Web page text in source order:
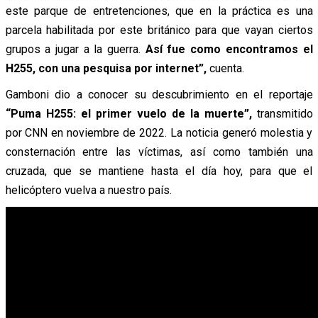
este parque de entretenciones, que en la práctica es una
parcela habilitada por este británico para que vayan ciertos
grupos a jugar a la guerra. Así fue como encontramos el
H255, con una pesquisa por internet”,cuenta.
Gamboni dio a conocer su descubrimiento en el reportaje
“Puma H255: el primer vuelo de la muerte”,transmitido
por CNN en noviembre de 2022. La noticia generó molestia y
consternación entre las víctimas, así como también una
cruzada, que se mantiene hasta el día hoy, para que el
helicóptero vuelva a nuestro país.